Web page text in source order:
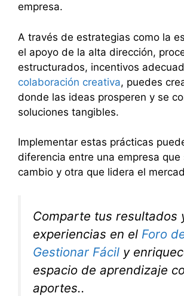
empresa.
A través de estrategias como la
el apoyo de la alta dirección,
estructurados, incentivos
colaboración creativa, puedes
donde las ideas prosperen y se
soluciones tangibles.
Implementar estas prácticas
diferencia entre una empresa que
cambio y otra que lidera el
Comparte tus resultados
experiencias en el Foro
Gestionar Fácil y
espacio de aprendizaje
aportes..